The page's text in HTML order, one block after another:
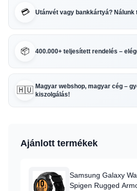
💳 Utánvét vagy bankkártyá? Nálunk
📦 400.000+ teljesített rendelés –
🇭🇺 Magyar webshop, magyar cég –
kiszolgálás!
Ajánlott termékek
Samsung Galaxy
Spigen Rugged